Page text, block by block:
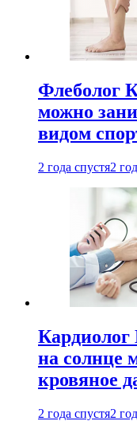
Флеболог
можно
видом
2 года спустя2
Кардиолог
на солнце
кровяное
2 года спустя2